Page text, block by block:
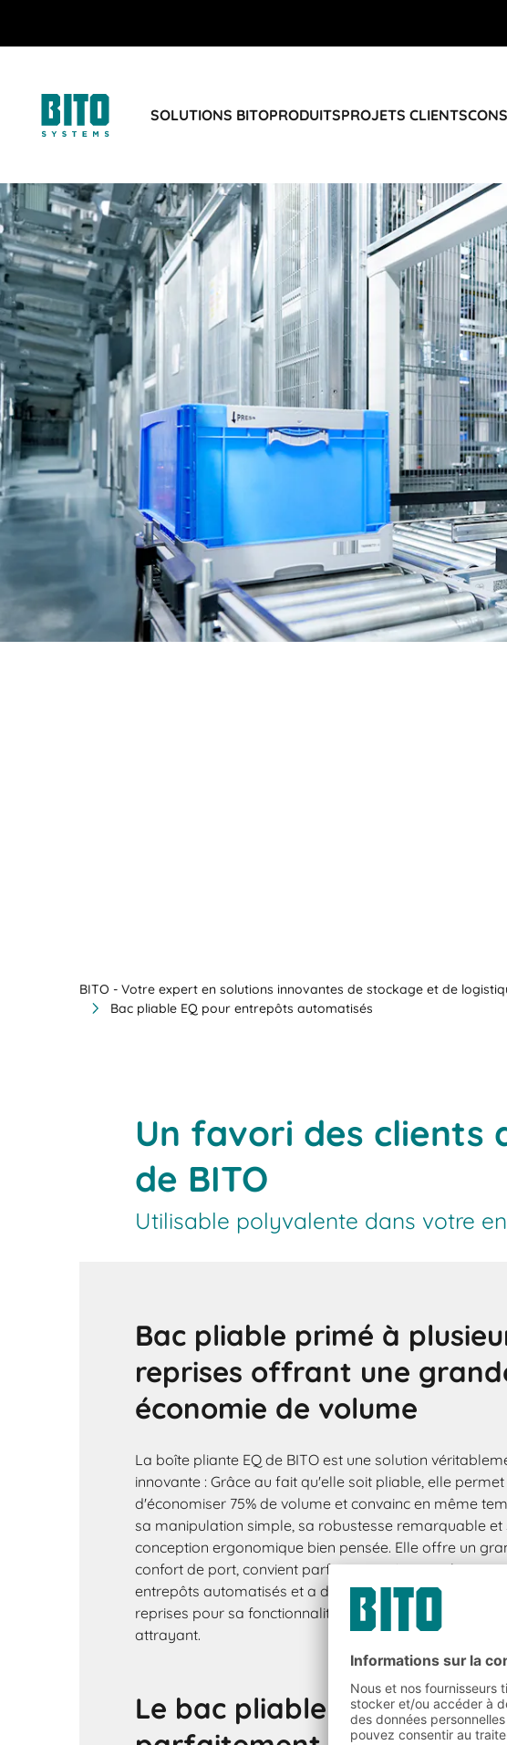
SOLUTIONS BITOPRODUITSPROJETS CLIENTS
BITO - Votre expert en solutions innovantes de stockage et de
Bac pliable EQ pour entrepôts automatisés
Un favori des clients
de BITO
Utilisable polyvalente dans votre
Bac pliable primé à
reprises offrant une
économie de volume
La boîte pliante EQ de BITO est une solution
innovante : Grâce au fait qu'elle soit pliable, elle permet
d'économiser 75% de volume et convainc en même
sa manipulation simple, sa robustesse remarquable et
conception ergonomique bien pensée. Elle offre un
confort de port, convient parfaitement à une utilisation
entrepôts automatisés et a déjà été récompensée à
reprises pour sa fonctionnalité exceptionnelle et son
attrayant.
Le bac pliable EQ est